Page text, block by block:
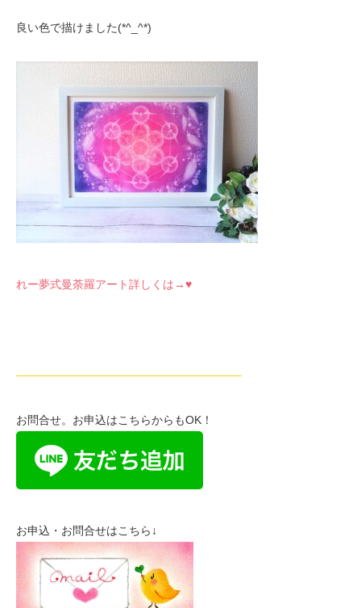
良い色で描けました(*^_^*)
れー夢式曼荼羅アート詳しくは→♥
————————————————————
お問合せ。お申込はこちらからもOK！
お申込・お問合せはこちら↓